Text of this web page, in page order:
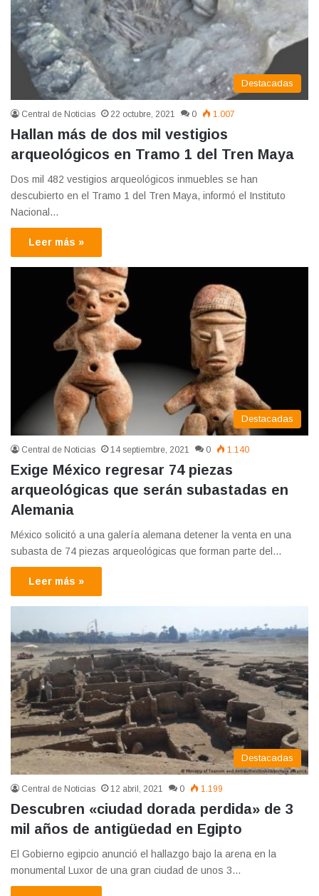
Destacadas
Central de Noticias 22 octubre, 2021 0 1.007
Hallan más de dos mil vestigios
arqueológicos en Tramo 1 del Tren Maya
Dos mil 482 vestigios arqueológicos inmuebles se han
descubierto en el Tramo 1 del Tren Maya, informó el Instituto
Nacional…
Leer más »
Destacadas
Central de Noticias 14 septiembre, 2021 0 1.140
Exige México regresar 74 piezas
arqueológicas que serán subastadas en
Alemania
México solicitó a una galería alemana detener la venta en una
subasta de 74 piezas arqueológicas que forman parte del…
Leer más »
Destacadas
Central de Noticias 12 abril, 2021 0 1.199
Descubren «ciudad dorada perdida» de 3
mil años de antigüedad en Egipto
El Gobierno egipcio anunció el hallazgo bajo la arena en la
monumental Luxor de una gran ciudad de unos 3…